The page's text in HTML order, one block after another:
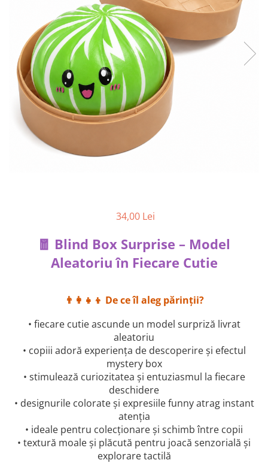
34,00 Lei
🧧 Blind Box Surprise – Model
Aleatoriu în Fiecare Cutie
👨‍👩‍👧‍👦 De ce îl aleg părinții?
• fiecare cutie ascunde un model surpriză livrat
aleatoriu
• copiii adoră experiența de descoperire și efectul
mystery box
• stimulează curiozitatea și entuziasmul la fiecare
deschidere
• designurile colorate și expresiile funny atrag instant
atenția
• ideale pentru colecționare și schimb între copii
• textură moale și plăcută pentru joacă senzorială și
explorare tactilă